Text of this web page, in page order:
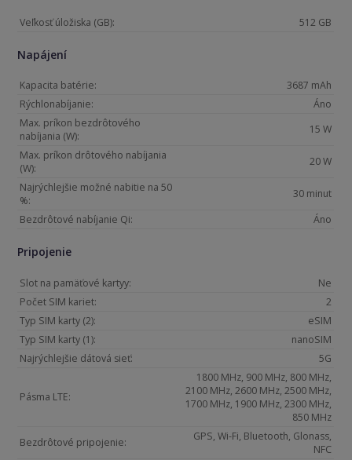
Veľkosť úložiska (GB): 512 GB
Napájení
Kapacita batérie:
3687 mAh
Rýchlonabíjanie:
Áno
Max. príkon bezdrôtového
nabíjania (W):
15 W
Max. príkon drôtového nabíjania
(W):
20 W
Najrýchlejšie možné nabitie na 50
%:
30 minut
Bezdrôtové nabíjanie Qi:
Áno
Pripojenie
Slot na pamäťové kartyy:
Ne
Počet SIM kariet:
2
Typ SIM karty (2):
eSIM
Typ SIM karty (1):
nanoSIM
Najrýchlejšie dátová sieť:
5G
Pásma LTE:
1800 MHz, 900 MHz, 800 MHz,
2100 MHz, 2600 MHz, 2500 MHz,
1700 MHz, 1900 MHz, 2300 MHz,
850 MHz
Bezdrôtové pripojenie:
GPS, Wi-Fi, Bluetooth, Glonass,
NFC